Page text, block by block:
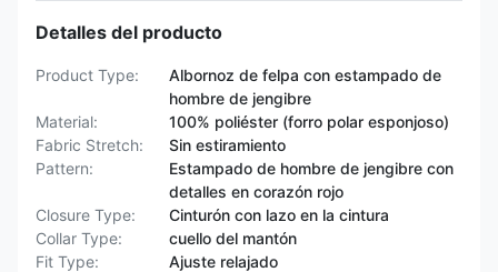
Detalles del producto
Product Type:
Albornoz de felpa con estampado de
hombre de jengibre
Material:
100% poliéster (forro polar esponjoso)
Fabric Stretch:
Sin estiramiento
Pattern:
Estampado de hombre de jengibre con
detalles en corazón rojo
Closure Type:
Cinturón con lazo en la cintura
Collar Type:
cuello del mantón
Fit Type:
Ajuste relajado